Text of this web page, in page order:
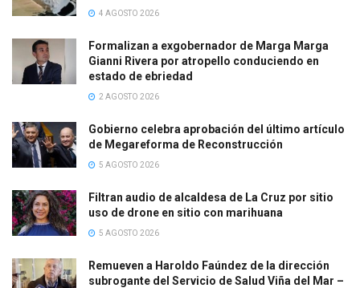
4 AGOSTO 2026
Formalizan a exgobernador de Marga Marga
Gianni Rivera por atropello conduciendo en
estado de ebriedad
2 AGOSTO 2026
Gobierno celebra aprobación del último artículo
de Megareforma de Reconstrucción
5 AGOSTO 2026
Filtran audio de alcaldesa de La Cruz por sitio
uso de drone en sitio con marihuana
5 AGOSTO 2026
Remueven a Haroldo Faúndez de la dirección
subrogante del Servicio de Salud Viña del Mar –